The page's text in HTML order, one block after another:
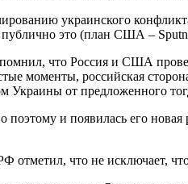
украинского
это (план США –
что Россия и США
моменты, российская
Украины от предложенного
поэтому и появилась его
отметил, что не исключает,